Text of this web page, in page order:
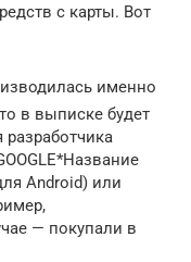
с карты. Вот
именно
в выписке будет
разработчика
Android) или
— покупали в